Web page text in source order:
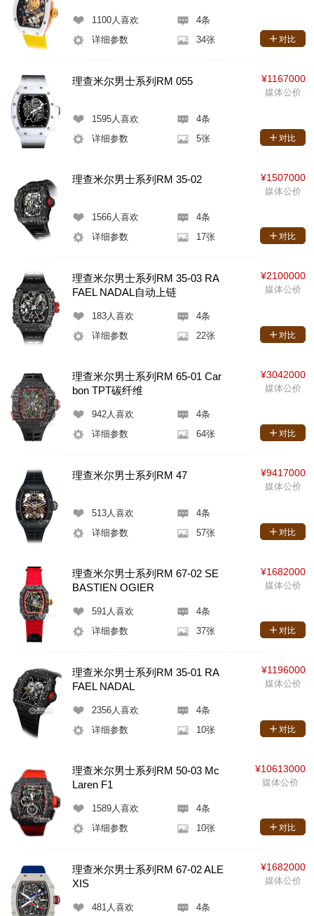
1100人喜欢
4条
详细参数
34张 对比
理查米尔男士系列RM 055
1595人喜欢
4条
详细参数
5张
¥1167000
媒体公价
对比
理查米尔男士系列RM 35-02
1566人喜欢
4条
详细参数
17张
¥1507000
媒体公价
对比
理查米尔男士系列RM 35-03 RA
FAEL NADAL自动上链
183人喜欢
4条
详细参数
22张
¥2100000
媒体公价
对比
理查米尔男士系列RM 65-01 Car
bon TPT碳纤维
942人喜欢
4条
详细参数
64张
¥3042000
媒体公价
对比
理查米尔男士系列RM 47
513人喜欢
4条
详细参数
57张
¥9417000
媒体公价
对比
理查米尔男士系列RM 67-02 SE
BASTIEN OGIER
591人喜欢
4条
详细参数
37张
¥1682000
媒体公价
对比
理查米尔男士系列RM 35-01 RA
FAEL NADAL
2356人喜欢
4条
详细参数
10张
¥1196000
媒体公价
对比
理查米尔男士系列RM 50-03 Mc
Laren F1
1589人喜欢
4条
详细参数
10张
¥10613000
媒体公价
对比
理查米尔男士系列RM 67-02 ALE
XIS
481 人喜欢 4条
¥1682000
媒体公价